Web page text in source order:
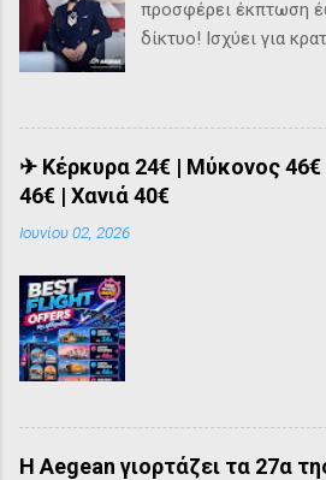
προσφέρει έκπτωση
δίκτυο! Ισχύει για
✈ Κέρκυρα 24€ | Μύκονος 46€
46€ | Χανιά 40€
Ιουνίου 02, 2026
Η Aegean γιορτάζει τα 27α